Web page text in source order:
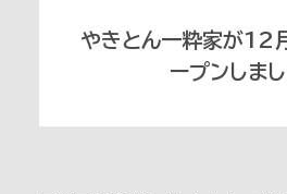
やきとん一粋家が12
ープンしまし